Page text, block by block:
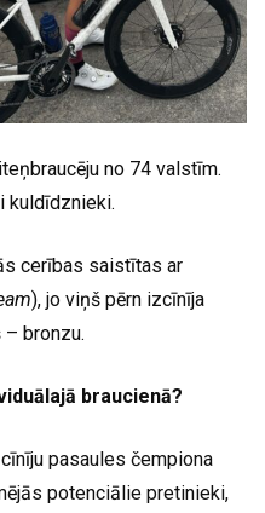
no 74 valstīm.
kuldīdznieki.
cerības saistītas ar
), jo viņš pērn izcīnīja
bronzu.
braucienā?
pasaules čempiona
potenciālie pretinieki,